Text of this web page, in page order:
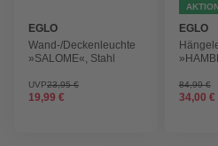
EGLO
Wand-/Deckenleuchte
»SALOME«, Stahl
UVP23,95 €
19,99 €
EGLO
84,99 €
34,00 €